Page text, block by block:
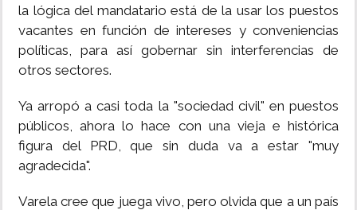
la lógica del mandatario está de la usar los puestos
vacantes en función de intereses y conveniencias
políticas, para así gobernar sin interferencias de
otros sectores.
Ya arropó a casi toda la "sociedad civil" en puestos
públicos, ahora lo hace con una vieja e histórica
figura del PRD, que sin duda va a estar "muy
agradecida".
Varela cree que juega vivo, pero olvida que a un país